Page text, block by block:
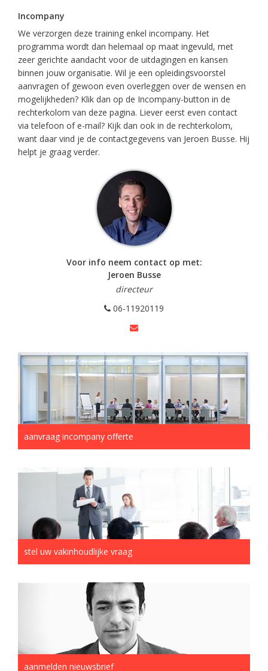
Incompany
We verzorgen deze training enkel incompany. Het
programma wordt dan helemaal op maat ingevuld, met
zeer gerichte aandacht voor de uitdagingen en kansen
binnen jouw organisatie. Wil je een opleidingsvoorstel
aanvragen of gewoon even overleggen over de wensen en
mogelijkheden? Klik dan op de Incompany-button in de
rechterkolom van deze pagina. Liever eerst even contact
via telefoon of e-mail? Kijk dan ook in de rechterkolom,
want daar vind je de contactgegevens van Jeroen Busse. Hij
helpt je graag verder.
Voor info neem contact op met:
Jeroen Busse
directeur
06-11920119
aanvraag incompany offerte
stel uw vakinhoudlijke vraag
aanmelden nieuwsbrief